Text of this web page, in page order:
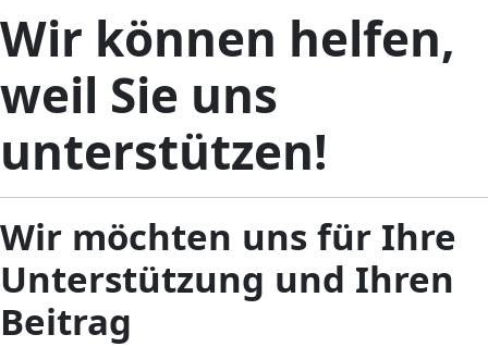
Wir können helfen,
weil Sie uns
unterstützen!
Wir möchten uns für Ihre
Unterstützung und Ihren
Beitrag